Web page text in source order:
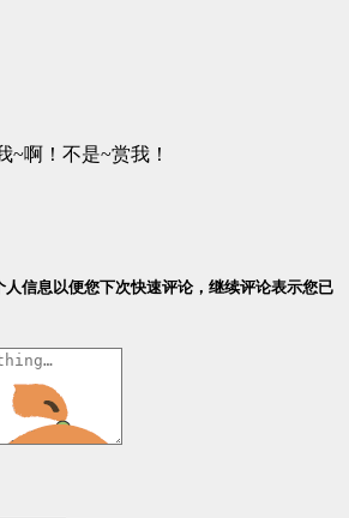
~啊！不是~赏我！
信息以便您下次快速评论，继续评论表示您已